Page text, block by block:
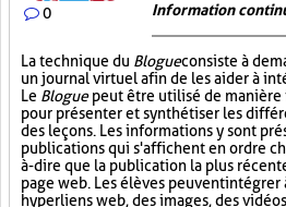
0 Information
La technique du Blogueconsiste à
un journal virtuel afin de les aider à
Le Bloguepeut être utilisé de
pour présenter et synthétiser les
des leçons. Les informations y sont
publications qui s'affichent en ordre
à-dire que la publication la plus
page web. Les élèves peuvent
hyperliens web, des images, des